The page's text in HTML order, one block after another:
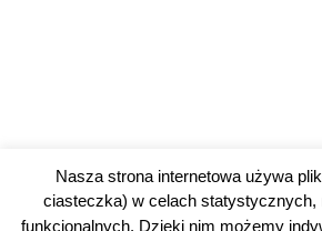
Nasza strona internetowa używa
ciasteczka) w celach statystycznych,
funkcjonalnych. Dzięki nim możemy